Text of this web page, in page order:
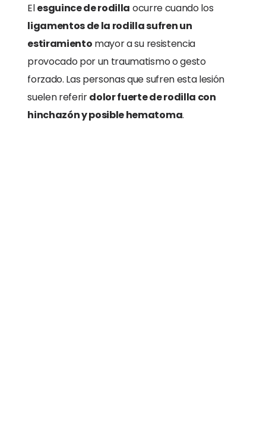
Elesguince de rodilla ocurre cuando los
ligamentos de la rodilla sufren un
estiramiento mayor a su resistencia
provocado por un traumatismo o gesto
forzado. Las personas que sufren esta lesión
suelen referirdolor fuerte de rodilla con
hinchazón y posible hematoma.